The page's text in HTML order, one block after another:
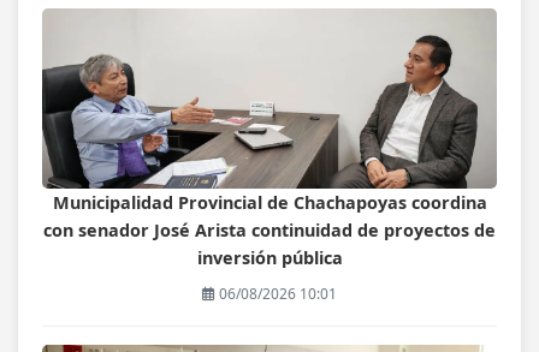
Municipalidad Provincial de Chachapoyas coordina
con senador José Arista continuidad de proyectos de
inversión pública
06/08/2026 10:01